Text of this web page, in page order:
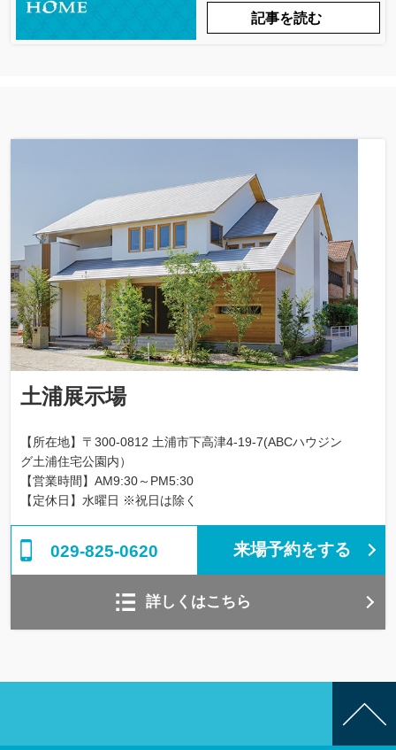
記事を読む
土浦展示場
【所在地】〒300-0812 土浦市下高津4-19-7(ABCハウジン
グ土浦住宅公園内）
【営業時間】AM9:30～PM5:30
【定休日】水曜日 ※祝日は除く
029-825-0620 来場予約をする
詳しくはこちら